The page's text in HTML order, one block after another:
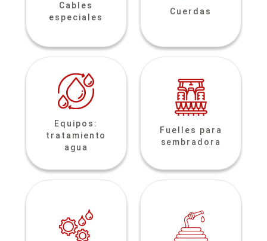
Cables
especiales
Cuerdas
Equipos:
tratamiento
agua
Fuelles para
sembradora